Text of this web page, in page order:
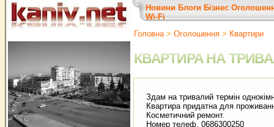
Новини Блоги Бізнес
Wi-Fi
Головна> Оголошення > Квартири
КВАРТИРА НА
Здам на тривалий термін
Квартира придатна для
Косметичний ремонт.
Номер телеф. 0686300250